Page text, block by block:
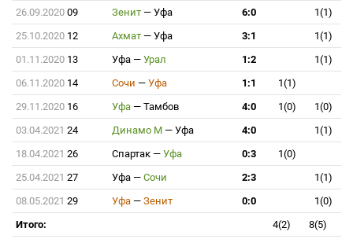
26.09.2020 09 Зенит — Уфа 6:0
1(1)
25.10.2020 12 Ахмат — Уфа 3:1
1(1)
01.11.2020 13 Уфа — Урал 1:2
1(1)
06.11.2020 14 Сочи — Уфа 1:1
1(1)
29.11.2020 16 Уфа — Тамбов 4:0 1(0)
1(0)
03.04.2021 24 Динамо М — Уфа 4:0
1(1)
18.04.2021 26 Спартак — Уфа 0:3
1(0)
25.04.2021 27 Уфа — Сочи 2:3
1(1)
08.05.2021 29 Уфа — Зенит 0:0
1(0)
Итого:
4(2) 8(5)